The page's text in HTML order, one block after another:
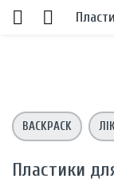
BACKPACK
Пластики